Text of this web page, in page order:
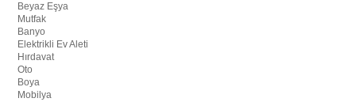
Beyaz Eşya
Mutfak
Banyo
Elektrikli Ev Aleti
Hırdavat
Oto
Boya
Mobilya